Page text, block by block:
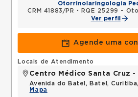
Otorrinolaringologia
CRM 41883/PR •
RQE 25299 -
Ver perfil
Agende uma
Locais de Atendimento
Centro Médico Santa Cruz -
Avenida do Batel, Batel,
Mapa